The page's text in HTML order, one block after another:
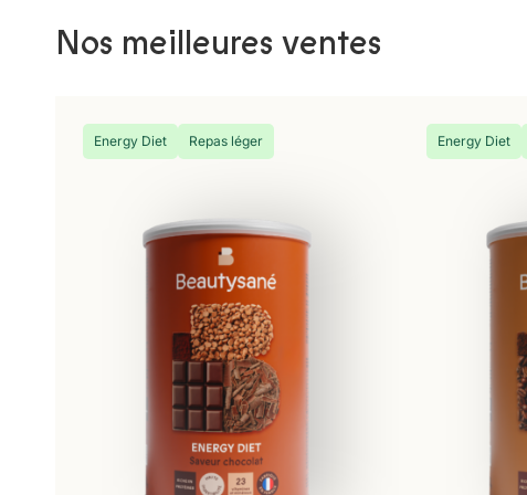
Nos meilleures ventes
Energy Diet Repas léger Energy Diet